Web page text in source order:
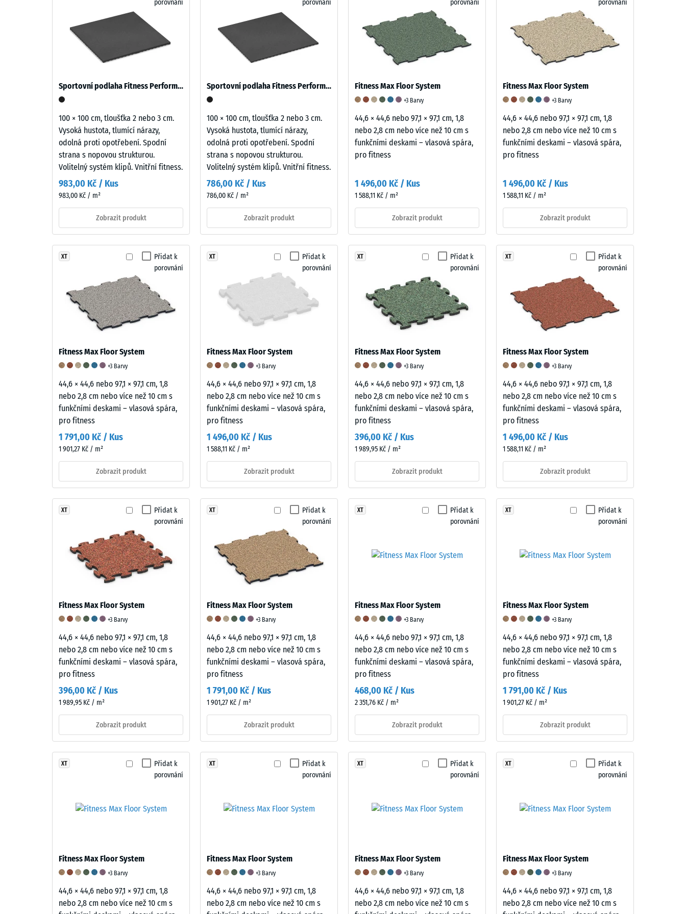
ø
45,4
x
11,38
cm
+ 786,00 Kč
nadčasově.
Hluboký
přirozeně
hodí
moderním
venkovním
plochám
laděnému
prostředí.
Materiál
–
Složení
gumový
granulát
recyklovaných
pneumatik
(ELT
End
vytváří
tmavý
vzhled
Materiál
(NR)
butadienového
kaučuku
(SBR),
spojená
polyuretanovým
pojivem.
antracitových
variant
pigmentované
pojivo,
jemně
zvýrazňuje
škály
cca
mm
zbytkového
vtisku
hodinách
5 / 5
Pevnost
tlaku
materiálu
popisuje
odolnost
vůči
lokálnímu
deformuje
při
působení
definované
síly.
Malá
hloubka
vtisku
svědčí
pevnosti
v
tlaku,
hloubka
vůči
zatížení.
Taková
zatížení
porovnání
Sportovní podlaha Fitness Performance Impact
100 × 100 cm, tloušťka 2 nebo 3 cm.
Vysoká hustota, tlumící nárazy,
odolná proti opotřebení. Spodní
strana s nopovou strukturou.
Volitelný systém klipů. Vnitřní fitness.
983,00 Kč / Kus
983,00 Kč / m²
Zobrazit produkt
porovnání
Sportovní podlaha Fitness Performance Impact
100 × 100 cm, tloušťka 2 nebo 3 cm.
Vysoká hustota, tlumící nárazy,
odolná proti opotřebení. Spodní
strana s nopovou strukturou.
Volitelný systém klipů. Vnitřní fitness.
786,00 Kč / Kus
786,00 Kč / m²
Zobrazit produkt
porovnání
Fitness Max Floor System
+3 Barvy
44,6 × 44,6 nebo 97,1 × 97,1 cm, 1,8
nebo 2,8 cm nebo více než 10 cm s
funkčními deskami – vlasová spára,
pro fitness
1 496,00 Kč / Kus
1 588,11 Kč / m²
Zobrazit produkt
porovnání
Fitness Max Floor System
+3 Barvy
44,6 × 44,6 nebo 97,1 × 97,1 cm, 1,8
nebo 2,8 cm nebo více než 10 cm s
funkčními deskami – vlasová spára,
pro fitness
1 496,00 Kč / Kus
1 588,11 Kč / m²
Zobrazit produkt
Přidat k
porovnání
XT
Fitness Max Floor System
+3 Barvy
44,6 × 44,6 nebo 97,1 × 97,1 cm, 1,8
nebo 2,8 cm nebo více než 10 cm s
funkčními deskami – vlasová spára,
pro fitness
1 791,00 Kč / Kus
1 901,27 Kč / m²
Zobrazit produkt
Přidat k
porovnání
XT
Fitness Max Floor System
+3 Barvy
44,6 × 44,6 nebo 97,1 × 97,1 cm, 1,8
nebo 2,8 cm nebo více než 10 cm s
funkčními deskami – vlasová spára,
pro fitness
1 496,00 Kč / Kus
1 588,11 Kč / m²
Zobrazit produkt
Přidat k
porovnání
XT
Fitness Max Floor System
+3 Barvy
44,6 × 44,6 nebo 97,1 × 97,1 cm, 1,8
nebo 2,8 cm nebo více než 10 cm s
funkčními deskami – vlasová spára,
pro fitness
396,00 Kč / Kus
1 989,95 Kč / m²
Zobrazit produkt
Přidat k
porovnání
XT
Fitness Max Floor System
+3 Barvy
44,6 × 44,6 nebo 97,1 × 97,1 cm, 1,8
nebo 2,8 cm nebo více než 10 cm s
funkčními deskami – vlasová spára,
pro fitness
1 496,00 Kč / Kus
1 588,11 Kč / m²
Zobrazit produkt
Přidat k
porovnání
XT
Fitness Max Floor System
+3 Barvy
44,6 × 44,6 nebo 97,1 × 97,1 cm, 1,8
nebo 2,8 cm nebo více než 10 cm s
funkčními deskami – vlasová spára,
pro fitness
396,00 Kč / Kus
1 989,95 Kč / m²
Zobrazit produkt
Přidat k
porovnání
XT
Fitness Max Floor System
+3 Barvy
44,6 × 44,6 nebo 97,1 × 97,1 cm, 1,8
nebo 2,8 cm nebo více než 10 cm s
funkčními deskami – vlasová spára,
pro fitness
1 791,00 Kč / Kus
1 901,27 Kč / m²
Zobrazit produkt
Přidat k
porovnání
XT
Fitness Max Floor System
+3 Barvy
44,6 × 44,6 nebo 97,1 × 97,1 cm, 1,8
nebo 2,8 cm nebo více než 10 cm s
funkčními deskami – vlasová spára,
pro fitness
468,00 Kč / Kus
2 351,76 Kč / m²
Zobrazit produkt
Přidat k
porovnání
XT
Fitness Max Floor System
+3 Barvy
44,6 × 44,6 nebo 97,1 × 97,1 cm, 1,8
nebo 2,8 cm nebo více než 10 cm s
funkčními deskami – vlasová spára,
pro fitness
1 791,00 Kč / Kus
1 901,27 Kč / m²
Zobrazit produkt
Přidat k
porovnání
XT
Fitness Max Floor System
+3 Barvy
44,6 × 44,6 nebo 97,1 × 97,1 cm, 1,8
nebo 2,8 cm nebo více než 10 cm s
Přidat k
porovnání
XT
Fitness Max Floor System
+3 Barvy
44,6 × 44,6 nebo 97,1 × 97,1 cm, 1,8
nebo 2,8 cm nebo více než 10 cm s
Přidat k
porovnání
XT
Fitness Max Floor System
+3 Barvy
44,6 × 44,6 nebo 97,1 × 97,1 cm, 1,8
nebo 2,8 cm nebo více než 10 cm s
Přidat k
porovnání
XT
Fitness Max Floor System
+3 Barvy
44,6 × 44,6 nebo 97,1 × 97,1 cm, 1,8
nebo 2,8 cm nebo více než 10 cm s